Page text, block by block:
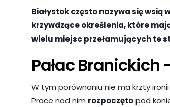
Białystok często nazywa się
krzywdzące określenia, które
wielu miejsc przełamujących te
Pałac Branickich
W tym porównaniu nie ma krzty
Prace nad nim rozpoczętopod